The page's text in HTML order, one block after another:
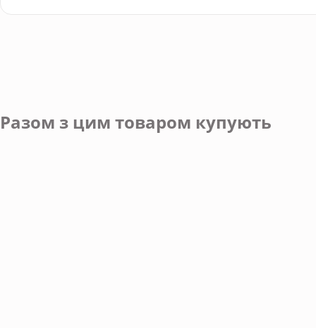
Разом з цим товаром купують